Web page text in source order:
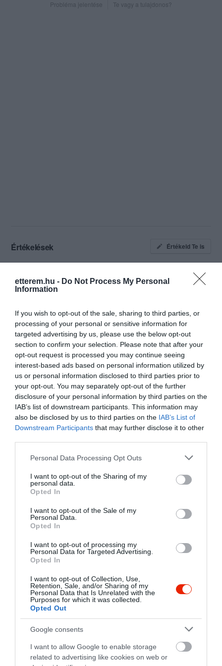
etterem.hu - Do Not Process My Personal
Information
If you wish to opt-out of the sale, sharing to third parties, or
processing of your personal or sensitive information for
targeted advertising by us, please use the below opt-out
section to confirm your selection. Please note that after your
opt-out request is processed you may continue seeing
interest-based ads based on personal information utilized by
us or personal information disclosed to third parties prior to
your opt-out. You may separately opt-out of the further
disclosure of your personal information by third parties on the
IAB’s list of downstream participants. This information may
also be disclosed by us to third parties on the IAB’s List of
Downstream Participants that may further disclose it to other
Please note that this website/app uses one or more Google
not limited to your visit or usage behaviour. You may click to
grant or deny consent to Google and its third-party tags to
use your data for below specified purposes in below Google
consent section.
Personal Data Processing Opt Outs
I want to opt-out of the Sharing of my
personal data.
Opted In
I want to opt-out of the Sale of my
Personal Data.
Opted In
I want to opt-out of processing my
Personal Data for Targeted Advertising.
Opted In
I want to opt-out of Collection, Use,
Retention, Sale, and/or Sharing of my
Personal Data that Is Unrelated with the
Purposes for which it was collected.
Opted Out
Google consents
I want to allow Google to enable storage
related to advertising like cookies on web or
Probléma jelentése Te vagy a tulajdonos?
Értékelések Értékeld Te is
2.0
Összesen 7
4 0
3
Erdei Anikó
2023. Január 8.
Maximálisan meg voltunk
elégedve a kiszolgálással
és a rendelt étellel is! A pincér
kedves és gyors volt az étel
friss és finom volt! Korábban
probléma! Biztos vagyok
benne, hogy visszajáró
Katalin Besenyei
2022. December 27.
Nagy csalódás az egész
étterem. Nagyon sokat kellett
hatan az étteremben. Az étel
hideg és kevés volt.
A kiszolgálás kritikán aluli!
Másfél óra várakozás után